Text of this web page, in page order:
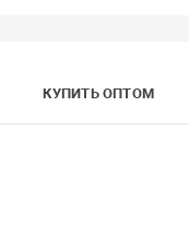
КУПИТЬ ОПТОМ